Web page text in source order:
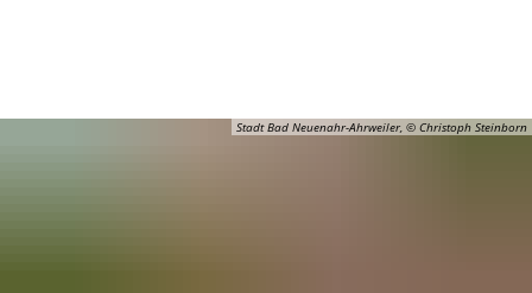
Stadt Bad Neuenahr-Ahrweiler, © Christoph Steinborn